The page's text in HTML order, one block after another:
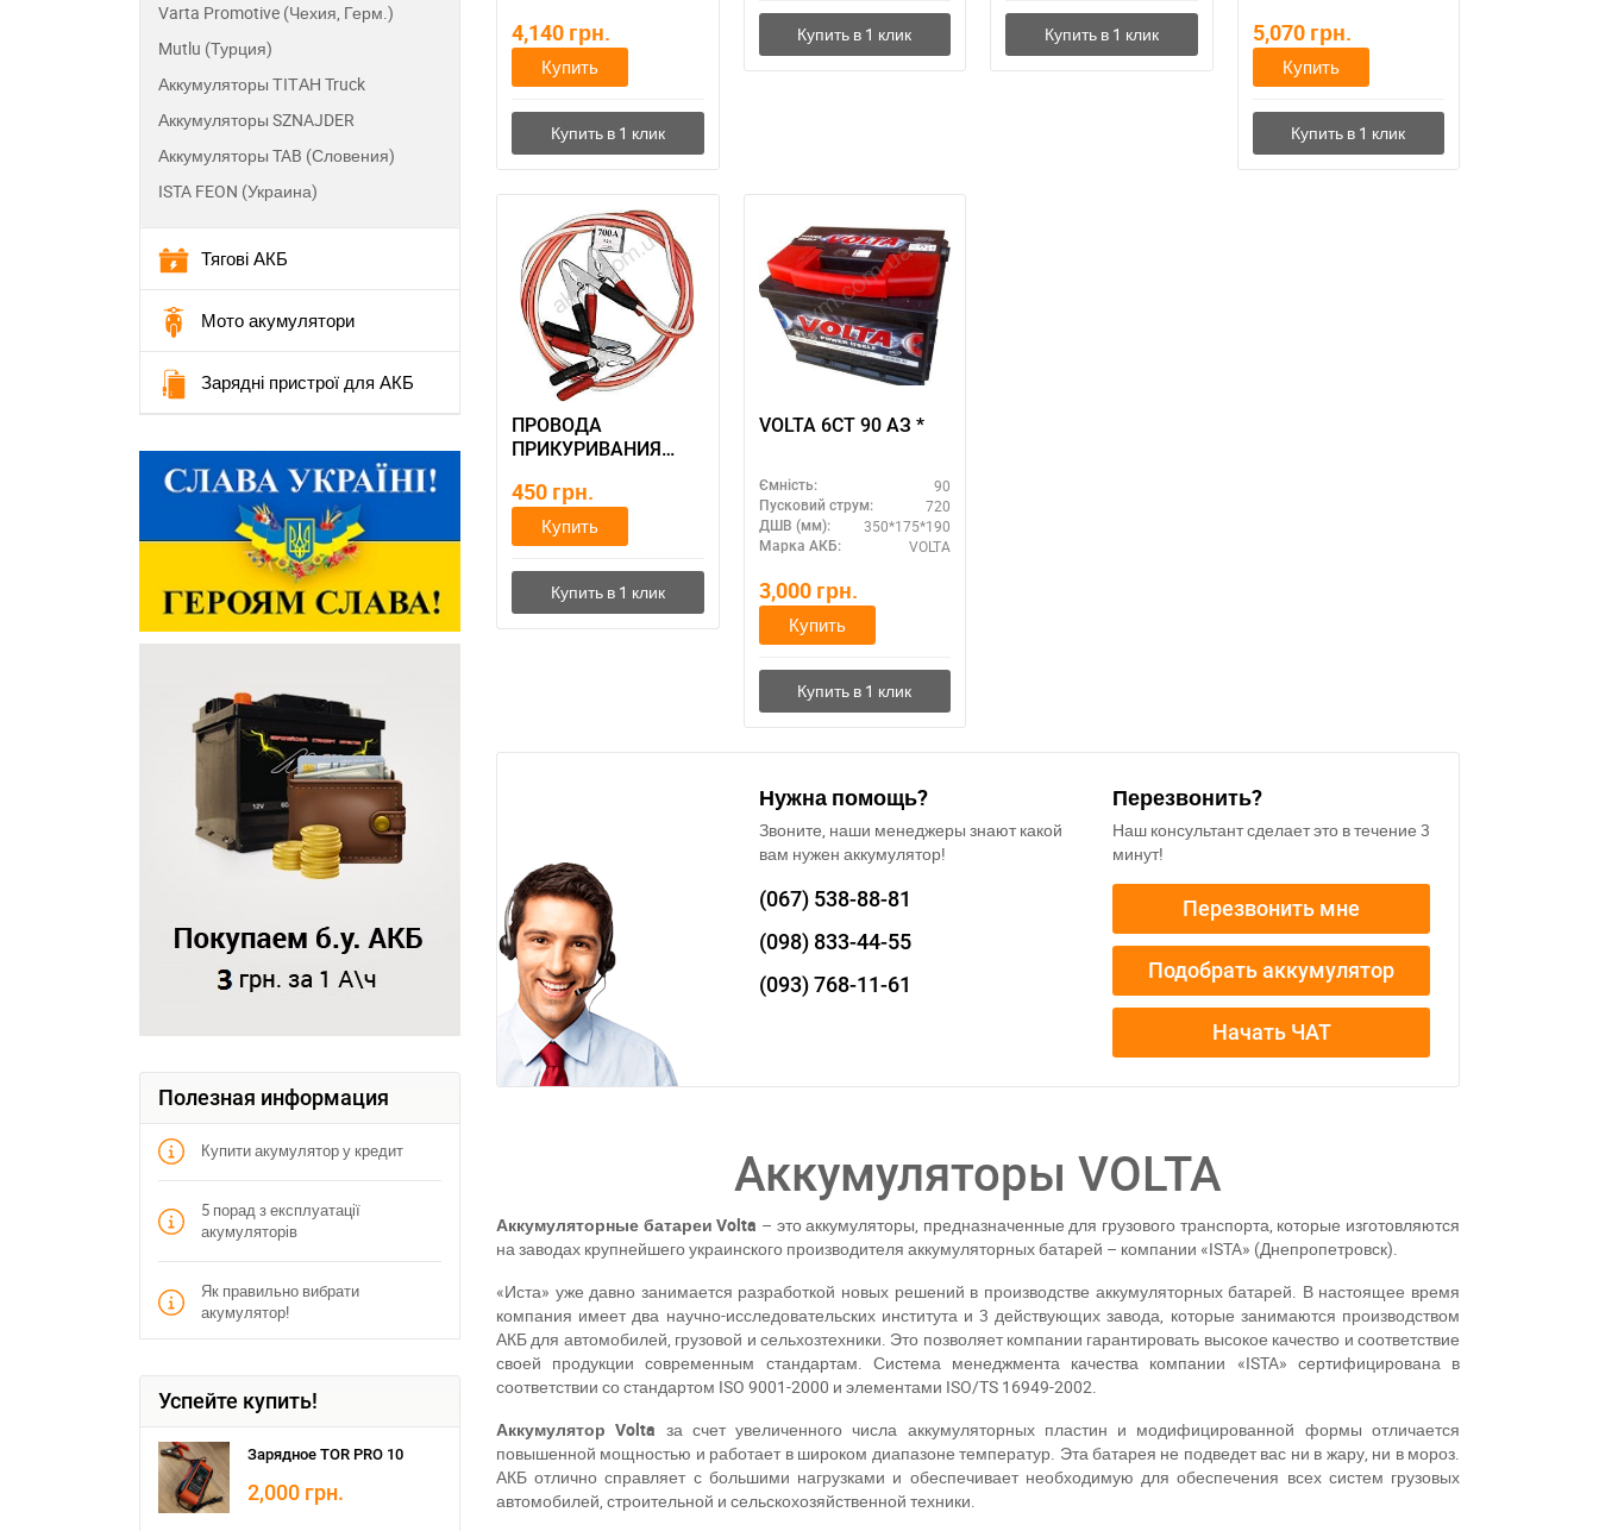
Varta Promotive (Чехия, Герм.)
Mutlu (Турция)
Аккумуляторы ТІТАН Truck
Аккумуляторы SZNAJDER
Аккумуляторы TAB (Словения)
ISTA FEON (Украина)
Тягові АКБ
Мото акумулятори
Зарядні пристрої для АКБ
Полезная информация
Купити акумулятор у кредит
5 порад з експлуатації
акумуляторів
Як правильно вибрати
акумулятор!
Успейте купить!
Зарядное TOR PRO 10
2,000 грн.
4,140 грн.
Купить
5,070 грн.
Купить
ПРОВОДА
ПРИКУРИВАНИЯ
горят при запуске
700, 2,2 м
450 грн.
Купить
VOLTA 6СТ 90 АЗ *
Ємність: 90
Пусковий струм: 720
ДШВ (мм): 350*175*190
Марка АКБ: VOLTA
3,000 грн.
Купить
Нужна помощь?
Звоните, наши менеджеры знают какой
вам нужен аккумулятор!
(067) 538-88-81
(098) 833-44-55
(093)768-11-61
Перезвонить?
Наш консультант сделает это в течение 3
минут!
Перезвонить мне
Подобрать аккумулятор
Начать ЧАТ
Аккумуляторы VOLTA
Аккумуляторные батареи Volta – это аккумуляторы, предназначенные для грузового транспорта, которые изготовляются
на заводах крупнейшего украинского производителя аккумуляторных батарей – компании «ISTA» (Днепропетровск).
«Иста» уже давно занимается разработкой новых решений в производстве аккумуляторных батарей. В настоящее время
компания имеет два научно-исследовательских института и 3 действующих завода, которые занимаются производством
АКБ для автомобилей, грузовой и сельхозтехники. Это позволяет компании гарантировать высокое качество и соответствие
своей продукции современным стандартам. Система менеджмента качества компании «ISTA» сертифицирована в
соответствии со стандартом ISO 9001-2000 и элементами ISO/TS 16949-2002.
Аккумулятор Volta за счет увеличенного числа аккумуляторных пластин и модифицированной формы отличается
повышенной мощностью и работает в широком диапазоне температур. Эта батарея не подведет вас ни в жару, ни в мороз.
АКБ отлично справляет с большими нагрузками и обеспечивает необходимую для обеспечения всех систем грузовых
автомобилей, строительной и сельскохозяйственной техники.
За відсутності звязку - дзвоніть, пишіть у Viber / Telegram (093) 600-51-11